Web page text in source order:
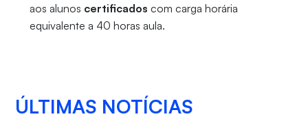
aos alunos certificados com carga horária
equivalente a 40 horas aula.
ÚLTIMAS NOTÍCIAS